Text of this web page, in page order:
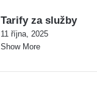
Tarify za služby
11 října, 2025
Show More